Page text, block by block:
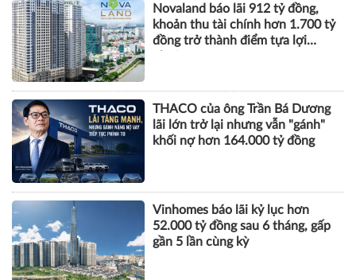
Xây dựng Hòa Bình phát hành
hơn 51 triệu cổ phiếu để hoán đổi
hơn 514 tỷ đồng nợ
Novaland báo lãi 912 tỷ đồng,
khoản thu tài chính hơn 1.700 tỷ
đồng trở thành điểm tựa lợi
THACO của ông Trần Bá Dương
lãi lớn trở lại nhưng vẫn "gánh"
khối nợ hơn 164.000 tỷ đồng